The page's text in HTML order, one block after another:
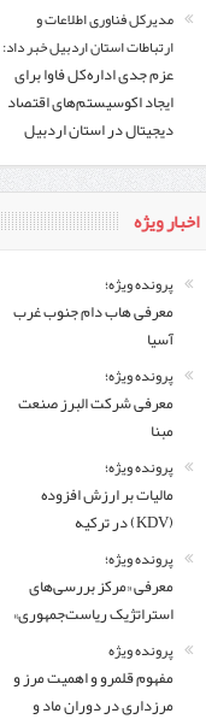
مدیرکل فناوری اطلاعات و
ارتباطات استان اردبیل خبر داد:
عزم جدی اداره‌کل فاوا برای
ایجاد اکوسیستم‌های اقتصاد
دیجیتال در استان اردبیل
اخبار ویژه
پرونده ویژه؛
معرفی هاب دام جنوب غرب
آسیا
پرونده ویژه؛
معرفی شركت البرز صنعت
مبنا
پرونده ویژه؛
مالیات بر ارزش افزوده
(KDV) در ترکیه
پرونده ویژه؛
معرفی «مرکز بررسی‌های
استراتژیک ریاست‌جمهوری»
پرونده ویژه
مفهوم قلمرو و اهمیت مرز و
مرزداری در دوران ماد و